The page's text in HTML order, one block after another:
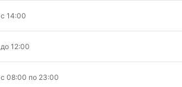
с 14:00
до 12:00
с 08:00 по 23:00